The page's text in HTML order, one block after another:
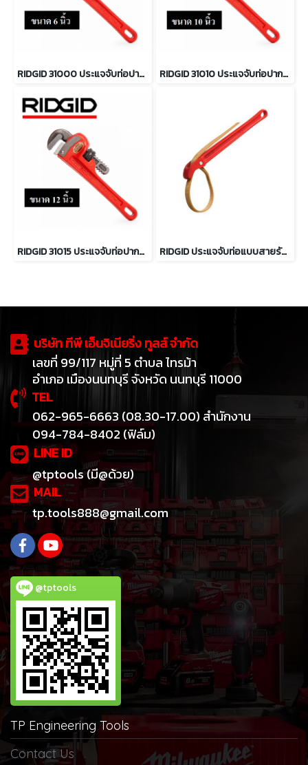
RIDGID 31000 ประแจจับท่อปากตรง ขนาด 6 นิ้ว จับท่อได้ 3/4 นิ้ว RIDGID 31010 ประแจจับท่อปากตรง 10 นิ้ว จับท่อได้ 1.1/2 นิ้ว
RIDGID 31015 ประแจจับท่อปากตรง ขนาด 12 นิ้ว จับท่อได้ 2 นิ้ว RIDGID ประแจจับท่อแบบสายรัด ขนาด 11 3/4" ถึง 18"
บริษัท ทีพี เอ็นจิเนียริ่ง ทูลส์ จำกัด
เลขที่ 99/117 หมู่ที่ 5 ตำบล ไทรม้า
อำเภอ เมืองนนทบุรี จังหวัด นนทบุรี 11000
TEL
062-965-6663 (08.30-17.00) สำนักงาน
094-784-8402 (ฟิล์ม)
LINE ID
@tptools (มี@ด้วย)
MAIL
tp.tools888@gmail.com
@tptools
TP Engineering Tools
Contact Us